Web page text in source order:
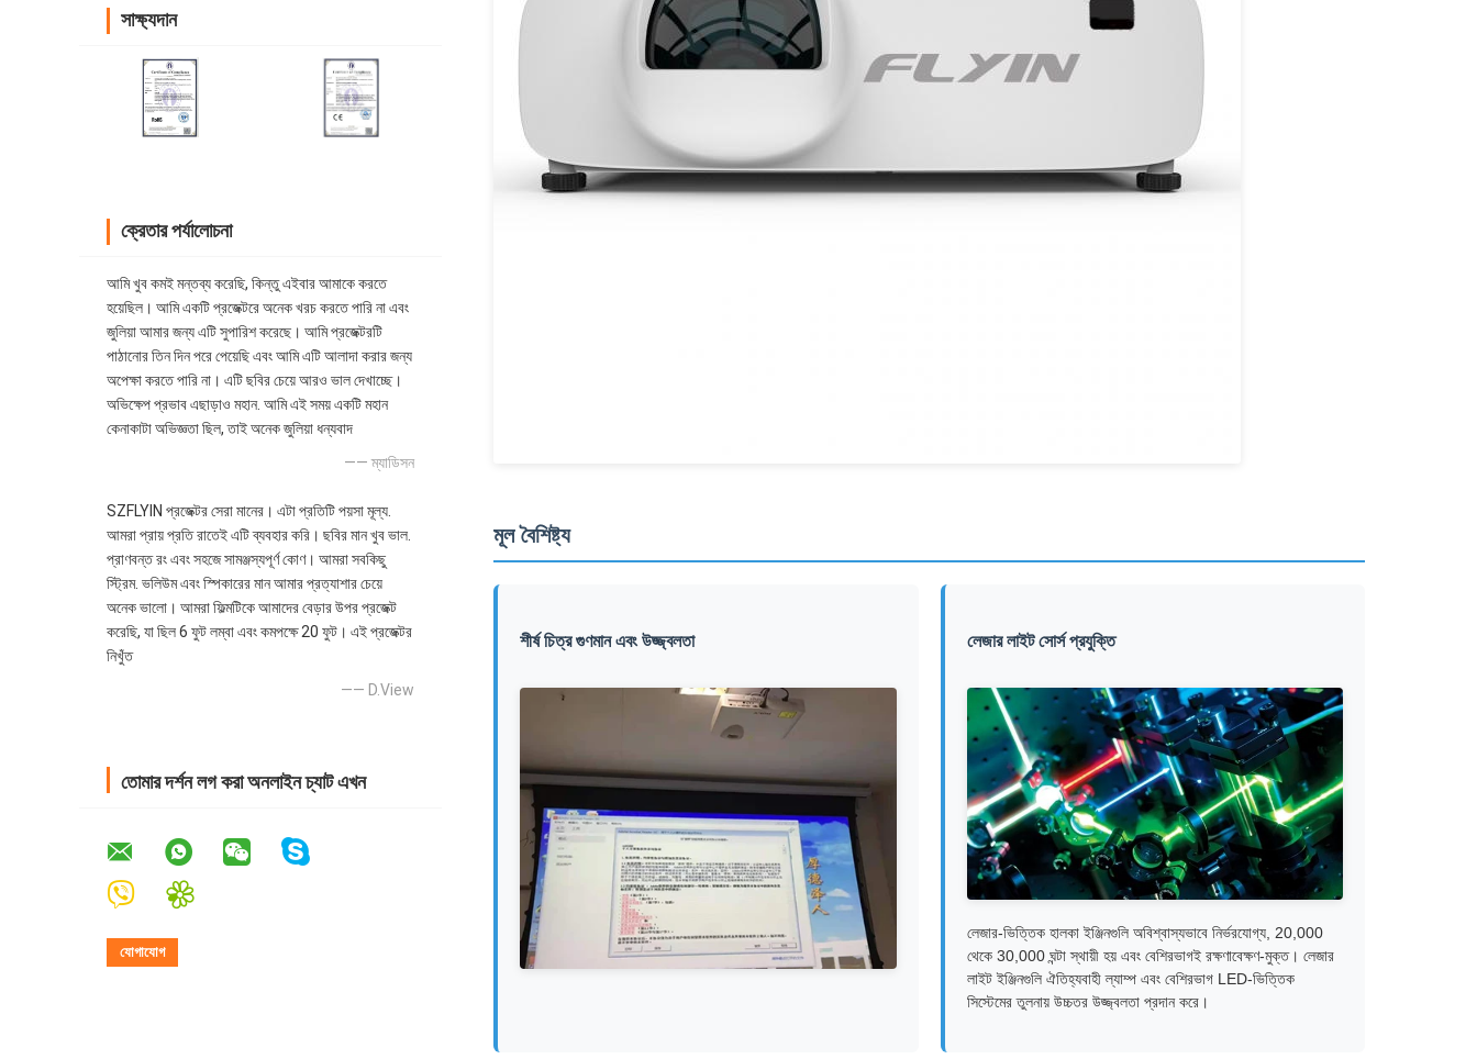
সাক্ষ্যদান
ক্রেতার পর্যালোচনা
আমি খুব কমই মন্তব্য করেছি, কিন্তু এইবার আমাকে করতে
হয়েছিল। আমি একটি প্রজেক্টরে অনেক খরচ করতে পারি না এবং
জুলিয়া আমার জন্য এটি সুপারিশ করেছে। আমি প্রজেক্টরটি
পাঠানোর তিন দিন পরে পেয়েছি এবং আমি এটি আলাদা করার জন্য
অপেক্ষা করতে পারি না। এটি ছবির চেয়ে আরও ভাল দেখাচ্ছে।
অভিক্ষেপ প্রভাব এছাড়াও মহান. আমি এই সময় একটি মহান
কেনাকাটা অভিজ্ঞতা ছিল, তাই অনেক জুলিয়া ধন্যবাদ
—— ম্যাডিসন
SZFLYIN প্রজেক্টর সেরা মানের। এটা প্রতিটি পয়সা মূল্য.
আমরা প্রায় প্রতি রাতেই এটি ব্যবহার করি। ছবির মান খুব ভাল.
প্রাণবন্ত রং এবং সহজে সামঞ্জস্যপূর্ণ কোণ। আমরা সবকিছু
স্ট্রিম. ভলিউম এবং স্পিকারের মান আমার প্রত্যাশার চেয়ে
অনেক ভালো। আমরা ফিল্মটিকে আমাদের বেড়ার উপর প্রজেক্ট
করেছি, যা ছিল 6 ফুট লম্বা এবং কমপক্ষে 20 ফুট। এই প্রজেক্টর
নিখুঁত
—— D.View
তোমার দর্শন লগ করা অনলাইন চ্যাট এখন
মূল বৈশিষ্ট্য
শীর্ষ চিত্র গুণমান এবং উজ্জ্বলতা লেজার লাইট সোর্স প্রযুক্তি
লেজার-ভিত্তিক হালকা ইঞ্জিনগুলি অবিশ্বাস্যভাবে নির্ভরযোগ্য, 20,000
থেকে 30,000 ঘন্টা স্থায়ী হয় এবং বেশিরভাগই রক্ষণাবেক্ষণ-মুক্ত। লেজার
লাইট ইঞ্জিনগুলি ঐতিহ্যবাহী ল্যাম্প এবং বেশিরভাগ LED-ভিত্তিক
সিস্টেমের তুলনায় উচ্চতর উজ্জ্বলতা প্রদান করে।